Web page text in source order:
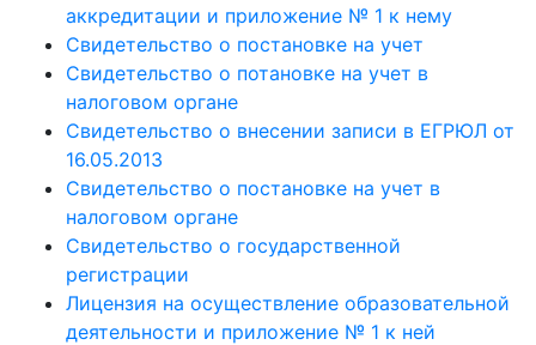
аккредитации и приложение № 1 к нему
Свидетельство о постановке на учет
Свидетельство о потановке на учет в
налоговом органе
Свидетельство о внесении записи в ЕГРЮЛ от
16.05.2013
Свидетельство о постановке на учет в
налоговом органе
Свидетельство о государственной
регистрации
Лицензия на осуществление образовательной
деятельности и приложение № 1 к ней